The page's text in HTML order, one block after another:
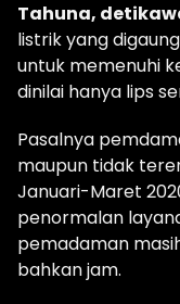
Tahuna,
listrik yang
untuk memenuhi
dinilai hanya lips
Pasalnya
maupun tidak
Januari-Maret
penormalan
pemadaman
bahkan jam.